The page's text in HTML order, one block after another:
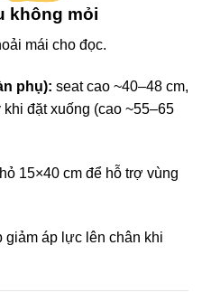
không mỏi
mái cho đọc.
phụ): seat cao ~40–48 cm,
đặt xuống (cao ~55–65
15×40 cm để hỗ trợ vùng
giảm áp lực lên chân khi